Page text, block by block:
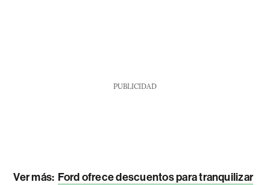
PUBLICIDAD
Ver más: Ford ofrece descuentos para tranquilizar